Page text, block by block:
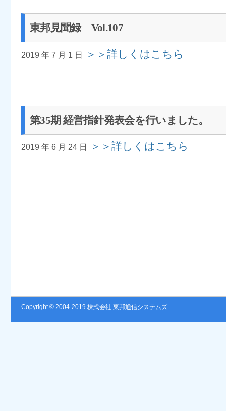
東邦見聞録 Vol.107
2019 年 7 月 1 日 ＞＞詳しくはこちら
第35期 経営指針発表会を行いました。
2019 年 6 月 24 日 ＞＞詳しくはこちら
Copyright © 2004-2019 株式会社 東邦通信システムズ